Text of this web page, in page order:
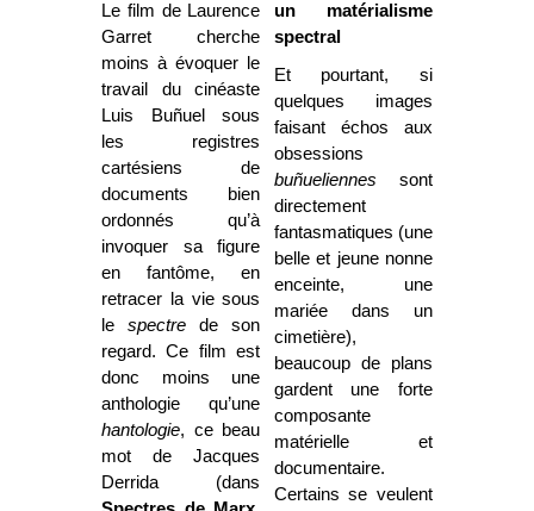
Le film de Laurence
Garret cherche
moins à évoquer le
travail du cinéaste
Luis Buñuel sous
les registres
cartésiens de
documents bien
ordonnés qu’à
invoquer sa figure
en fantôme, en
retracer la vie sous
lespectrede son
regard. Ce film est
donc moins une
anthologie qu’une
hantologie, ce beau
mot de Jacques
Derrida (dans
un matérialisme
spectral
Et pourtant, si
quelques images
faisant échos aux
obsessions
buñueliennes sont
directement
fantasmatiques (une
belle et jeune nonne
enceinte, une
mariée dans un
cimetière),
beaucoup de plans
gardent une forte
composante
matérielle et
documentaire.
Certains se veulent